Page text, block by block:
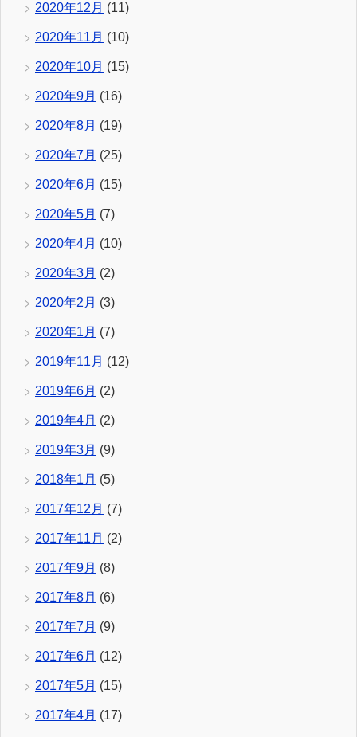
2020年12月 (11)
2020年11月 (10)
2020年10月 (15)
2020年9月 (16)
2020年8月 (19)
2020年7月 (25)
2020年6月 (15)
2020年5月 (7)
2020年4月 (10)
2020年3月 (2)
2020年2月 (3)
2020年1月 (7)
2019年11月 (12)
2019年6月 (2)
2019年4月 (2)
2019年3月 (9)
2018年1月 (5)
2017年12月 (7)
2017年11月 (2)
2017年9月 (8)
2017年8月 (6)
2017年7月 (9)
2017年6月 (12)
2017年5月 (15)
2017年4月 (17)